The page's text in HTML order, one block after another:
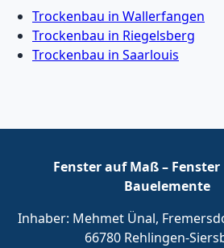
Trockenbau in Wallerfangen
Trockenbau in Riegelsberg
Trockenbau in Saarlouis
Fenster auf Maß –
Bauelemente
Inhaber: Mehmet Ünal,
66780 Rehlingen-